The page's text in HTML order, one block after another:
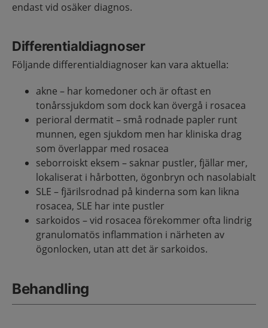
endast vid osäker diagnos.
Differentialdiagnoser
Följande differentialdiagnoser kan vara aktuella:
akne – har komedoner och är oftast en
tonårssjukdom som dock kan övergå i rosacea
perioral dermatit – små rodnade papler runt
munnen, egen sjukdom men har kliniska drag
som överlappar med rosacea
seborroiskt eksem – saknar pustler, fjällar mer,
lokaliserat i hårbotten, ögonbryn och nasolabialt
SLE – fjärilsrodnad på kinderna som kan likna
rosacea, SLE har inte pustler
sarkoidos – vid rosacea förekommer ofta lindrig
granulomatös inflammation i närheten av
ögonlocken, utan att det är sarkoidos.
Behandling